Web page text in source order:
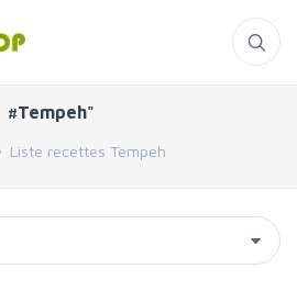
#Tempeh"
Liste recettes Tempeh